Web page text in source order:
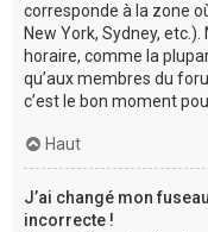
corresponde à la zone
New York, Sydney,
horaire, comme la
qu’aux membres du
c’est le bon moment
Haut
J’ai changé mon
incorrecte !